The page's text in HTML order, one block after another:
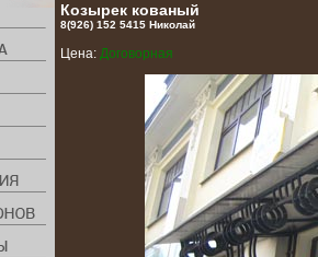
Козырек кованый
8(926) 152 5415 Николай
Цена: Договорная